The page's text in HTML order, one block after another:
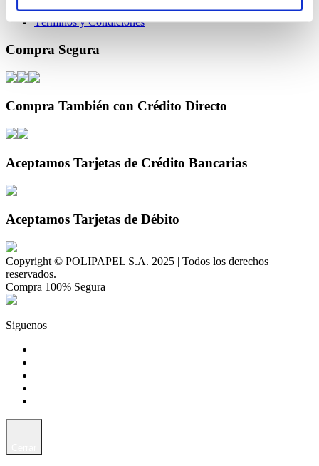
¿Cómo comprar por internet?
Términos y Condiciones
Compra Segura
Compra También con Crédito Directo
Aceptamos Tarjetas de Crédito Bancarias
Aceptamos Tarjetas de Débito
Copyright © POLIPAPEL S.A. 2025 | Todos los derechos
reservados.
Compra 100% Segura
Siguenos